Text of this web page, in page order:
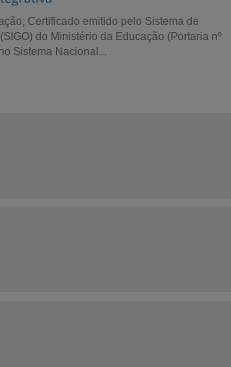
Certificado emitido pelo Sistema de
do Ministério da Educação (Portaria nº
Sistema Nacional...